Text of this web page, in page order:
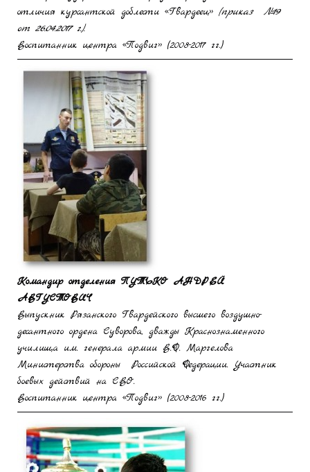
отличия курсантской доблести «Гвардеец» (приказ №19
от 26.04.2017 г.).
Воспитанник центра «Подвиг» (2008-2017 гг.)
Командир отделения ПУТЬКО АНДРЕЙ
АВГУСТОВИЧ
Выпускник Рязанского Гвардейского высшего воздушно-
десантного ордена Суворова, дважды Краснознаменного
училища им. генерала армии В.Ф. Маргелова
Министерства обороны Российской Федерации. Участник
боевых действий на СВО.
Воспитанник центра «Подвиг» (2008-2016 гг.)